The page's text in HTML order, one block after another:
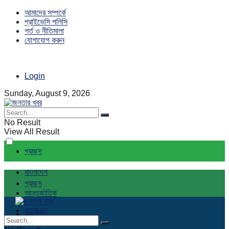
আমাদের সম্পর্কে
প্রাইভেসি পলিসি
শর্ত ও নীতিমালা
যোগাযোগ করুন
Login
Sunday, August 9, 2026
No Result
View All Result
প্রচ্ছদ
বাংলাদেশ
আন্তর্জাতিক
রাজনীতি
প্রচ্ছদ
বাংলাদেশ